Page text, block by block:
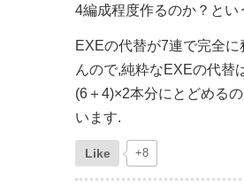
4編成程度作るのか？とい
EXEの代替が7連で完全
んので,純粋なEXEの代替
(6＋4)×2本分にとどめる
います.
Like +8